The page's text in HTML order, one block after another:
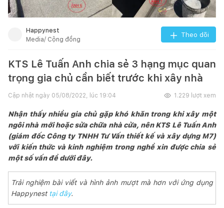
Happynest
Media/ Cộng đồng
Theo dõi
KTS Lê Tuấn Anh chia sẻ 3 hạng mục quan
trọng gia chủ cần biết trước khi xây nhà
Cập nhật ngày 05/08/2022, lúc 19:04 1.229 lượt xem
Nhận thấy nhiều gia chủ gặp khó khăn trong khi xây một
ngôi nhà mới hoặc sửa chữa nhà cửa, nên KTS Lê Tuấn Anh
(giám đốc Công ty TNHH Tư Vấn thiết kế và xây dựng M7)
với kiến thức và kinh nghiệm trong nghề xin được chia sẻ
một số vấn đề dưới đây.
Trải nghiệm bài viết và hình ảnh mượt mà hơn với ứng dụng
Happynest tại đây.